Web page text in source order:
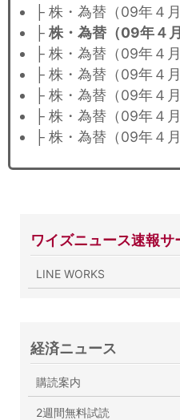
├ 株・為替（09年４
├ 株・為替（09年４月
├ 株・為替（09年４月
├ 株・為替（09年４月
├ 株・為替（09年４月
├ 株・為替（09年４月
├ 株・為替（09年４月
ワイズニュース速報サ
LINE WORKS
経済ニュース
購読案内
2週間無料試読